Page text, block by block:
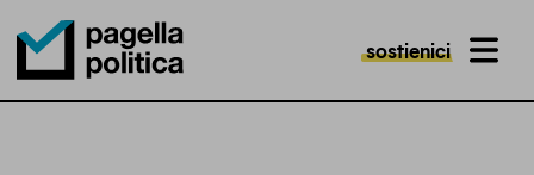
Pagella Politica Logo
sostienici MENU